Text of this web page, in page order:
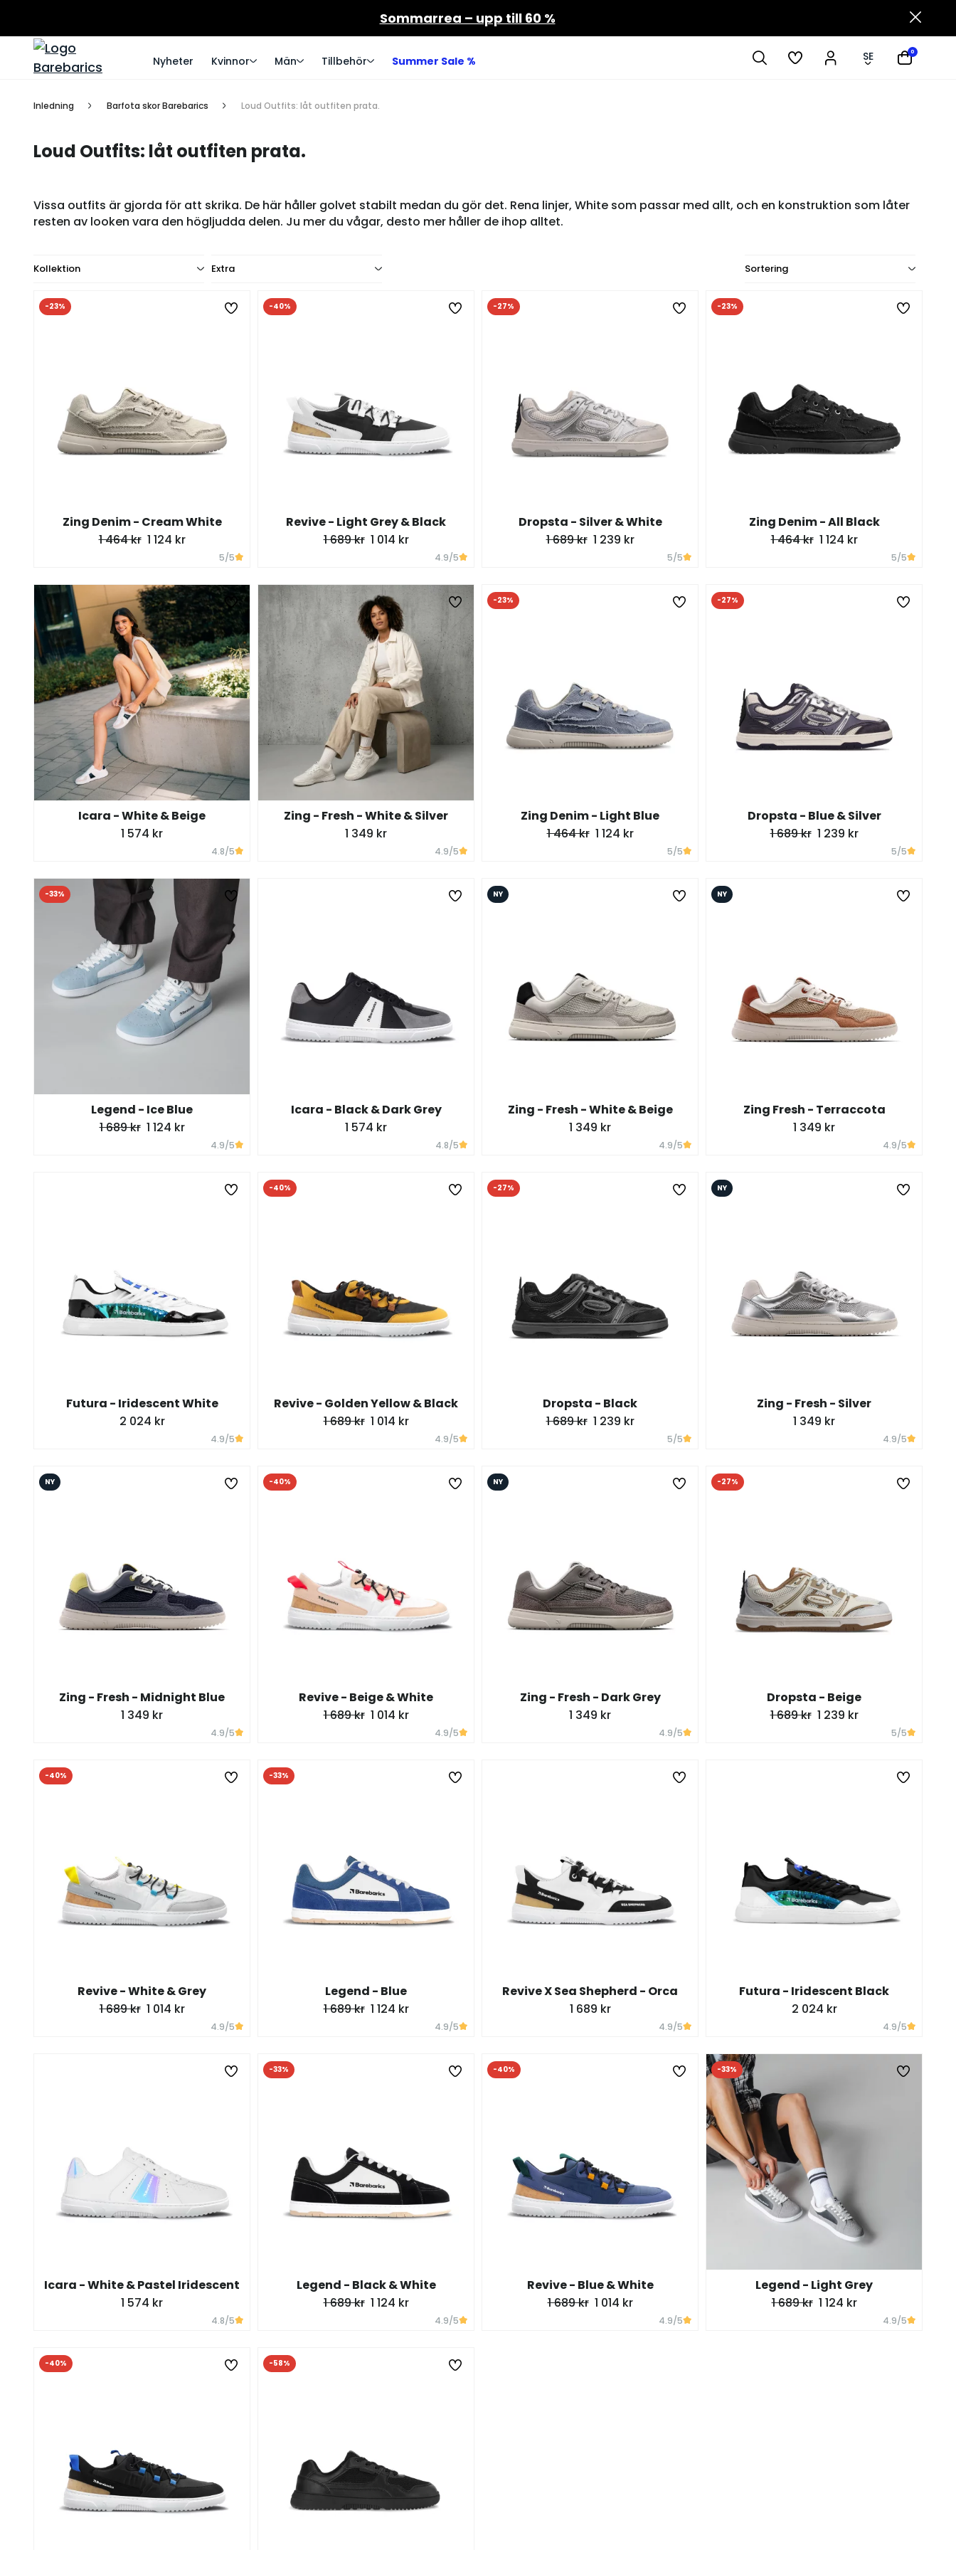
Sommarrea – upp till 60 %
Nyheter Kvinnor Män Tillbehör Summer Sale % SE 0
Inledning Barfota skor Barebarics Loud Outfits: låt outfiten prata.
Loud Outfits: låt outfiten prata.
Vissa outfits är gjorda för att skrika. De här håller golvet stabilt medan du gör det. Rena linjer, White som passar med allt, och en konstruktion som låter
resten av looken vara den högljudda delen. Ju mer du vågar, desto mer håller de ihop alltet.
Kollektion Extra Sortering
-23%
Zing Denim - Cream White
1 464 kr 1 124 kr
5/5
-40%
Revive - Light Grey & Black
1 689 kr 1 014 kr
4.9/5
-27%
Dropsta - Silver & White
1 689 kr 1 239 kr
5/5
-23%
Zing Denim - All Black
1 464 kr 1 124 kr
5/5
Icara - White & Beige
1 574 kr
4.8/5
Zing - Fresh - White & Silver
1 349 kr
4.9/5
-23%
Zing Denim - Light Blue
1 464 kr 1 124 kr
5/5
-27%
Dropsta - Blue & Silver
1 689 kr 1 239 kr
5/5
-33%
Legend - Ice Blue
1 689 kr 1 124 kr
4.9/5
Icara - Black & Dark Grey
1 574 kr
4.8/5
NY
Zing - Fresh - White & Beige
1 349 kr
4.9/5
NY
Zing Fresh - Terraccota
1 349 kr
4.9/5
Futura - Iridescent White
2 024 kr
4.9/5
-40%
Revive - Golden Yellow & Black
1 689 kr 1 014 kr
4.9/5
-27%
Dropsta - Black
1 689 kr 1 239 kr
5/5
NY
Zing - Fresh - Silver
1 349 kr
4.9/5
NY
Zing - Fresh - Midnight Blue
1 349 kr
4.9/5
-40%
Revive - Beige & White
1 689 kr 1 014 kr
4.9/5
NY
Zing - Fresh - Dark Grey
1 349 kr
4.9/5
-27%
Dropsta - Beige
1 689 kr 1 239 kr
5/5
-40%
Revive - White & Grey
1 689 kr 1 014 kr
4.9/5
-33%
Legend - Blue
1 689 kr 1 124 kr
4.9/5
Revive X Sea Shepherd - Orca
1 689 kr
4.9/5
Futura - Iridescent Black
2 024 kr
4.9/5
Icara - White & Pastel Iridescent
1 574 kr
4.8/5
-33%
Legend - Black & White
1 689 kr 1 124 kr
4.9/5
-40%
Revive - Blue & White
1 689 kr 1 014 kr
4.9/5
-33%
Legend - Light Grey
1 689 kr 1 124 kr
4.9/5
-40% -58%